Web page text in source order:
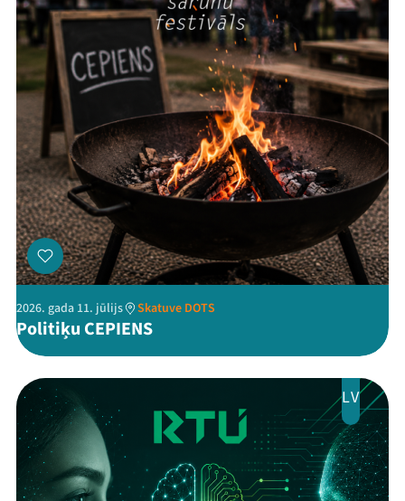
2026. gada 11. jūlijs Skatuve DOTS
Politiķu CEPIENS
LV